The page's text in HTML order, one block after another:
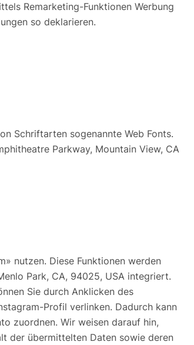
Remarketing-Funktionen Werbung
so deklarieren.
Schriftarten sogenannte Web Fonts.
Parkway, Mountain View, CA
nutzen. Diese Funktionen werden
Park, CA, 94025, USA integriert.
Sie durch Anklicken des
Profil verlinken. Dadurch kann
zuordnen. Wir weisen darauf hin,
der übermittelten Daten sowie deren